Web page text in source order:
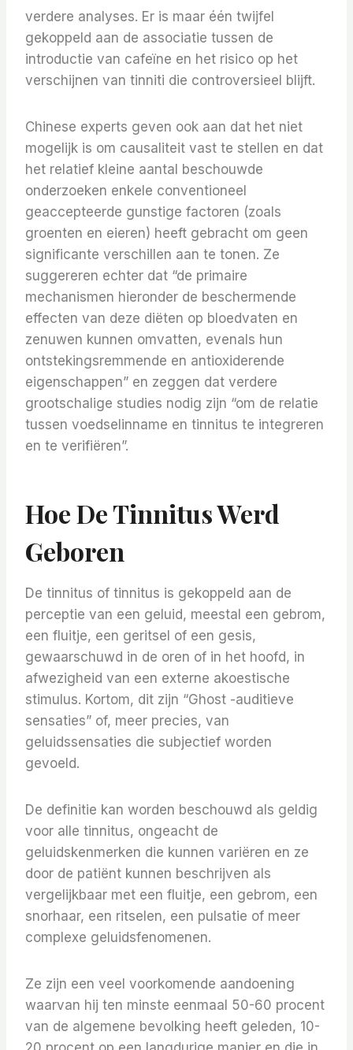
verdere analyses. Er is maar één twijfel
gekoppeld aan de associatie tussen de
introductie van cafeïne en het risico op het
verschijnen van tinniti die controversieel blijft.
Chinese experts geven ook aan dat het niet
mogelijk is om causaliteit vast te stellen en dat
het relatief kleine aantal beschouwde
onderzoeken enkele conventioneel
geaccepteerde gunstige factoren (zoals
groenten en eieren) heeft gebracht om geen
significante verschillen aan te tonen. Ze
suggereren echter dat “de primaire
mechanismen hieronder de beschermende
effecten van deze diëten op bloedvaten en
zenuwen kunnen omvatten, evenals hun
ontstekingsremmende en antioxiderende
eigenschappen” en zeggen dat verdere
grootschalige studies nodig zijn “om de relatie
tussen voedselinname en tinnitus te integreren
en te verifiëren”.
Hoe De Tinnitus Werd
Geboren
De tinnitus of tinnitus is gekoppeld aan de
perceptie van een geluid, meestal een gebrom,
een fluitje, een geritsel of een gesis,
gewaarschuwd in de oren of in het hoofd, in
afwezigheid van een externe akoestische
stimulus. Kortom, dit zijn “Ghost -auditieve
sensaties” of, meer precies, van
geluidssensaties die subjectief worden
gevoeld.
De definitie kan worden beschouwd als geldig
voor alle tinnitus, ongeacht de
geluidskenmerken die kunnen variëren en ze
door de patiënt kunnen beschrijven als
vergelijkbaar met een fluitje, een gebrom, een
snorhaar, een ritselen, een pulsatie of meer
complexe geluidsfenomenen.
Ze zijn een veel voorkomende aandoening
waarvan hij ten minste eenmaal 50-60 procent
van de algemene bevolking heeft geleden, 10-